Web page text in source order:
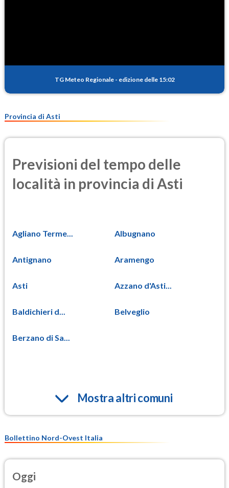
TG Meteo Regionale - edizione delle 15:02
Provincia di Asti
Previsioni del tempo delle
località in provincia di Asti
Agliano Terme... Albugnano
Antignano Aramengo
Asti Azzano d'Asti...
Baldichieri d... Belveglio
Berzano di Sa...
Mostra altri comuni
Bollettino Nord-Ovest Italia
Oggi